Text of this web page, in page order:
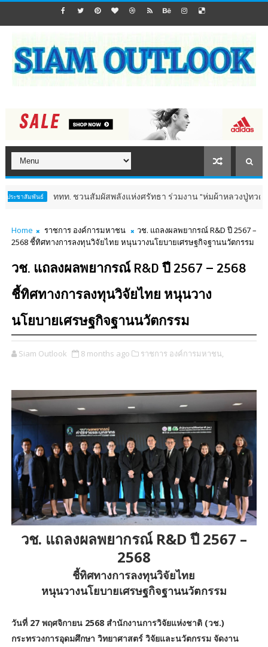
ท. ชวนสัมผัสพลังแห่งศรัทธา ร่วมงาน "ห่มผ้าหลวงปู่ทวด ครั้งที่ 13 ปี
Home ราชการ องค์การมหาชน
วช. แถลงผลพยากรณ์ R&D ปี 2567 –
2568 ชี้ทิศทางการลงทุนวิจัยไทย หนุนวางนโยบายเศรษฐกิจฐานนวัตกรรม
วช. แถลงผลพยากรณ์ R&D ปี 2567 – 2568
ชี้ทิศทางการลงทุนวิจัยไทย หนุนวาง
นโยบายเศรษฐกิจฐานนวัตกรรม
Siam Outlook 8 months ago ราชการ องค์การมหาชน,
วช. แถลงผลพยากรณ์ R&D ปี 2567 –
2568
ชี้ทิศทางการลงทุนวิจัยไทย
หนุนวางนโยบายเศรษฐกิจฐานนวัตกรรม
วันที่ 27 พฤศจิกายน 2568 สำนักงานการวิจัยแห่งชาติ (วช.)
กระทรวงการอุดมศึกษา วิทยาศาสตร์ วิจัยและนวัตกรรม จัดงาน